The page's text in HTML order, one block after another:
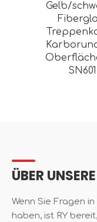
Gelb/
SN601
ÜBER
Wenn Sie Fragen
haben, ist RY